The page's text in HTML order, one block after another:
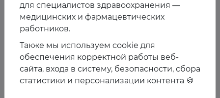
Предстоящие
мероприятия спикера
Пока мероприятия со спикером не запланированы
для специалистов здравоохранения —
медицинских и фармацевтических
работников.
Также мы используем cookie для
обеспечения корректной работы веб-
сайта, входа в систему, безопасности, сбора
статистики и персонализации контента 🍪